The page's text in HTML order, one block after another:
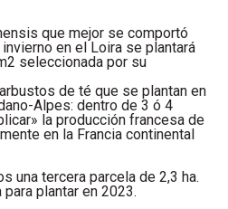
que mejor se comportó
en el Loira se plantará
seleccionada por su
de té que se plantan en
Alpes: dentro de 3 ó 4
la producción francesa de
en la Francia continental
una tercera parcela de 2,3 ha.
plantar en 2023.